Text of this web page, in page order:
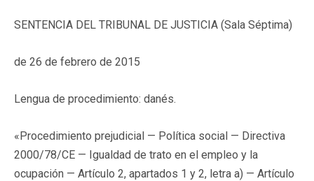
SENTENCIA DEL TRIBUNAL DE JUSTICIA (Sala Séptima)
de 26 de febrero de 2015
Lengua de procedimiento: danés.
«Procedimiento prejudicial — Política social — Directiva
2000/78/CE — Igualdad de trato en el empleo y la
ocupación — Artículo 2, apartados 1 y 2, letra a) — Artículo